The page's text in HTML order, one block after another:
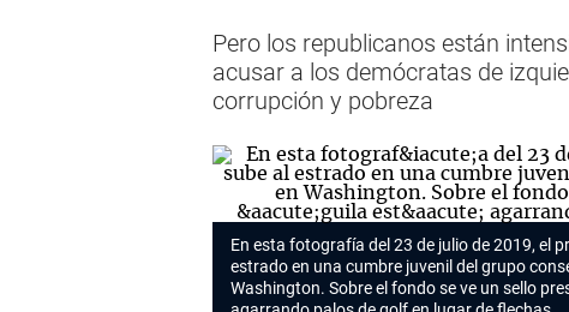
Pero los republicanos están
acusar a los demócratas de
corrupción y pobreza
En esta fotografía del 23 de julio de 2019, el
estrado en una cumbre juvenil del grupo
Washington. Sobre el fondo se ve un sello